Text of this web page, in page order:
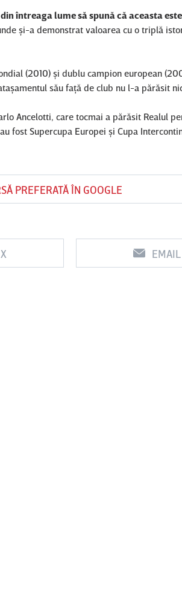
întreaga lume să spună că aceasta
şi-a demonstrat valoarea cu o triplă
(2010) şi dublu campion european
său faţă de club nu l-a părăsit
Ancelotti, care tocmai a părăsit Realul
fost Supercupa Europei şi Cupa
PREFERATĂ ÎN GOOGLE
X EMAIL